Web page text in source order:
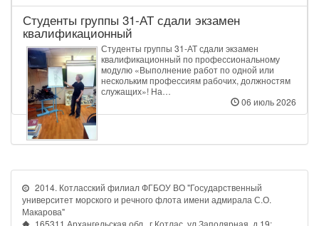
Студенты группы 31‑АТ сдали экзамен
квалификационный
Студенты группы 31‑АТ сдали экзамен
квалификационный по профессиональному
модулю «Выполнение работ по одной или
нескольким профессиям рабочих, должностям
служащих»! На…
06 июль 2026
2014. Котласский филиал ФГБОУ ВО "Государственный
университет морского и речного флота имени адмирала С.О.
Макарова"
165311 Архангельская обл., г.Котлас, ул.Заполярная, д.19;